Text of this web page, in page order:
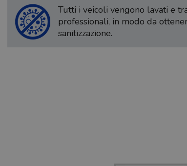
Tutti i veicoli vengono lavati e
professionali, in modo da
sanitizzazione.